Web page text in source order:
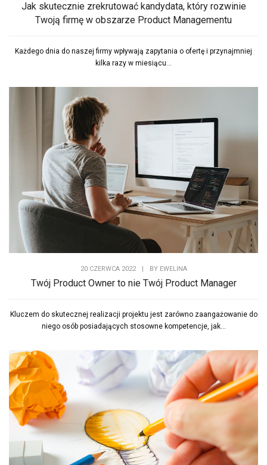
Jak skutecznie zrekrutować kandydata, który rozwinie
Twoją firmę w obszarze Product Managementu
Każdego dnia do naszej firmy wpływają zapytania o ofertę i przynajmniej
kilka razy w miesiącu...
20 CZERWCA 2022 | BY EWELINA
Twój Product Owner to nie Twój Product Manager
Kluczem do skutecznej realizacji projektu jest zarówno zaangażowanie do
niego osób posiadających stosowne kompetencje, jak...